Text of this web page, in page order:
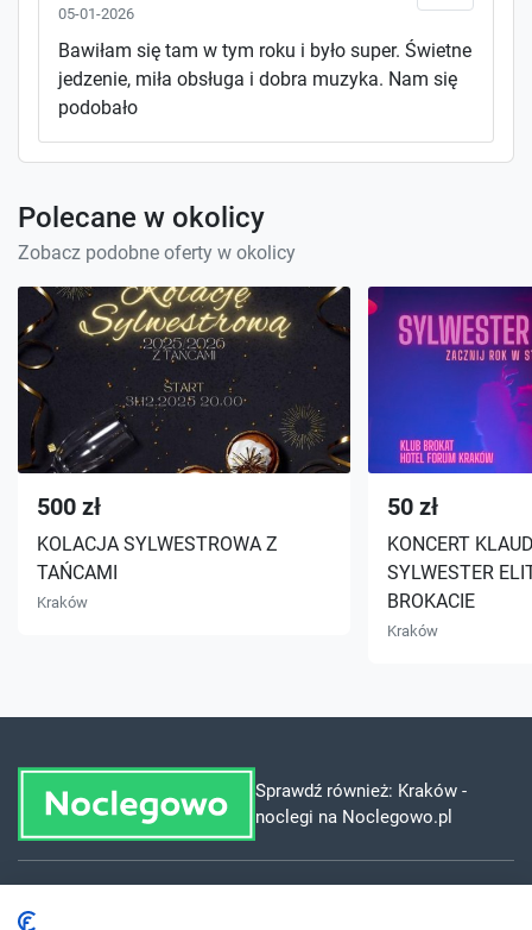
05-01-2026
Bawiłam się tam w tym roku i było super. Świetne
jedzenie, miła obsługa i dobra muzyka. Nam się
podobało
Polecane w okolicy
Zobacz podobne oferty w okolicy
500 zł
KOLACJA SYLWESTROWA Z
TAŃCAMI
Kraków
50 zł
KONCERT
SYLWESTER
BROKACIE
Kraków
Sprawdź również: Kraków -
noclegi na Noclegowo.pl